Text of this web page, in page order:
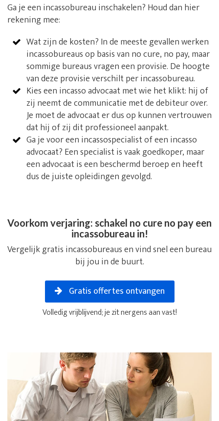
Ga je een incassobureau inschakelen? Houd dan hier
rekening mee:
Wat zijn de kosten? In de meeste gevallen werken
incassobureaus op basis van no cure, no pay, maar
sommige bureaus vragen een provisie. De hoogte
van deze provisie verschilt per incassobureau.
Kies een incasso advocaat met wie het klikt: hij of
zij neemt de communicatie met de debiteur over.
Je moet de advocaat er dus op kunnen vertrouwen
dat hij of zij dit professioneel aanpakt.
Ga je voor een incassospecialist of een incasso
advocaat? Een specialist is vaak goedkoper, maar
een advocaat is een beschermd beroep en heeft
dus de juiste opleidingen gevolgd.
Voorkom verjaring: schakel no cure no pay een
incassobureau in!
Vergelijk gratis incassobureaus en vind snel een bureau
bij jou in de buurt.
Gratis offertes ontvangen
Volledig vrijblijvend; je zit nergens aan vast!